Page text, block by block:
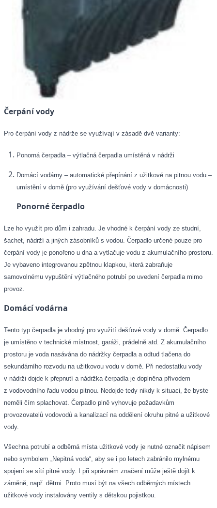
Čerpání vody
Pro čerpání vody z nádrže se využívají v zásadě dvě varianty:
Ponorná čerpadla – výtlačná čerpadla umístěná v nádrži
Domácí vodárny – automatické přepínání z užitkové na pitnou vodu –
umístění v domě (pro využívání dešťové vody v domácnosti)
Ponorné čerpadlo
Lze ho využít pro dům i zahradu. Je vhodné k čerpání vody ze studní,
šachet, nádrží a jiných zásobníků s vodou. Čerpadlo určené pouze pro
čerpání vody je ponořeno u dna a vytlačuje vodu z akumulačního prostoru.
Je vybaveno integrovanou zpětnou klapkou, která zabraňuje
samovolnému vypuštění výtlačného potrubí po uvedení čerpadla mimo
provoz.
Domácí vodárna
Tento typ čerpadla je vhodný pro využití dešťové vody v domě. Čerpadlo
je umístěno v technické místnost, garáži, prádelně atd. Z akumulačního
prostoru je voda nasávána do nádržky čerpadla a odtud tlačena do
sekundárního rozvodu na užitkovou vodu v domě. Při nedostatku vody
v nádrži dojde k přepnutí a nádržka čerpadla je doplněna přívodem
z vodovodního řadu vodou pitnou. Nedojde tedy nikdy k situaci, že byste
neměli čím splachovat. Čerpadlo plně vyhovuje požadavkům
provozovatelů vodovodů a kanalizací na oddělení okruhu pitné a užitkové
vody.
Všechna potrubí a odběrná místa užitkové vody je nutné označit nápisem
nebo symbolem „Nepitná voda“, aby se i po letech zabránilo mylnému
spojení se sítí pitné vody. I při správném značení může ještě dojít k
záměně, např. dětmi. Proto musí být na všech odběrných místech
užitkové vody instalovány ventily s dětskou pojistkou.